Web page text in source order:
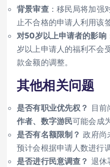
背景审查：移民局将加强
止不合格的申请人利用该
对50岁以上申请者的影响
岁以上申请人的福利不会
款金额的调整。
其他相关问题
是否有职业优先权？ 目前
作者、数字游民可能会成
是否有名额限制？ 政府尚
预计会根据申请人数进行调
是否进行民意调查？ 退休